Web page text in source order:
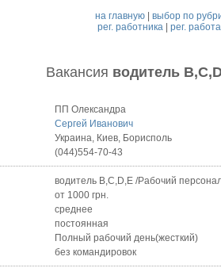
на главную |выбор по
рег. работника| рег.
Вакансия водитель
ПП Олександра
Сергей Иванович
Украина, Киев, Борисполь
(044)554-70-43
водитель B,C,D,E /Рабочий
от 1000 грн.
среднее
постоянная
Полный рабочий день(жесткий)
без командировок